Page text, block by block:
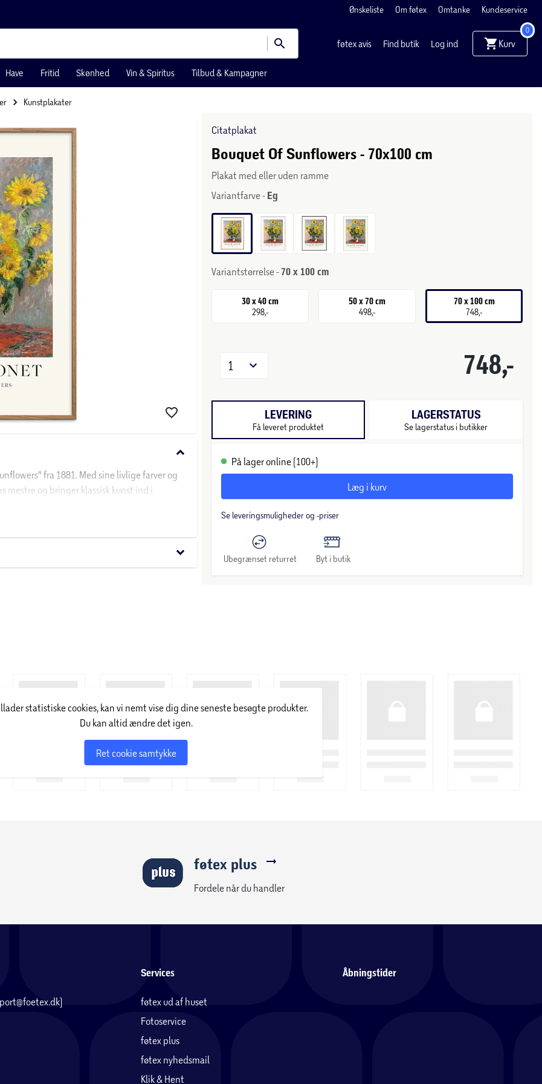
Ønskeliste Om føtex Omtanke Kundeservice
føtex avis Find butik Log ind Kurv
0
Have Fritid Skønhed Vin & Spiritus Tilbud & Kampagner
Kunstplakater
keyboard_arrow_down
fra 1881. Med sine livlige farver og
mestre og bringer klassisk kunst ind i
keyboard_arrow_down
Citatplakat
Bouquet Of Sunflowers - 70x100 cm
Plakat med eller uden ramme
Variantfarve - Eg
Variantstørrelse -70 x 100 cm
30 x 40 cm
298,-
50 x 70 cm
498,-
70 x 100 cm
748,-
748,-
1
LEVERING
Få leveret produktet
LAGERSTATUS
Se lagerstatus i butikker
På lager online (100+)
Læg i kurv
Se leveringsmuligheder og -priser
Ubegrænset returret Byt i butik
statistiske cookies, kan vi nemt vise dig dine seneste besøgte produkter.
Du kan altid ændre det igen.
Ret cookie samtykke
føtex plus
Fordele når du handler
Services
føtex ud af huset
Fotoservice
føtex plus
føtex nyhedsmail
Klik & Hent
Åbningstider